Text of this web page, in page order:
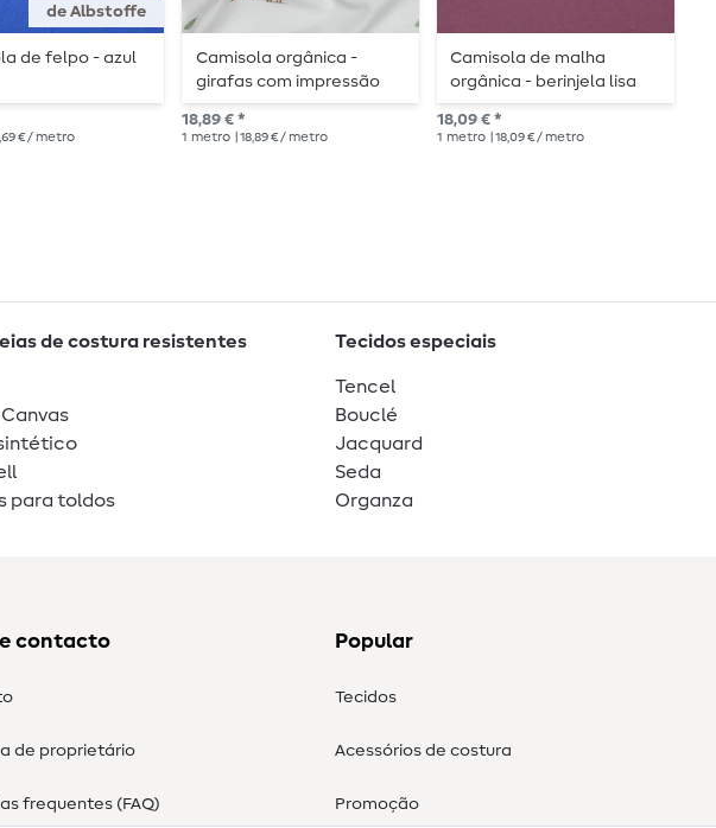
de Albstoffe
de felpo - azul
€ / metro
Camisola orgânica -
girafas com impressão
digital branco
18,89 € *
1 metro | 18,89 € / metro
Camisola de malha
orgânica - berinjela lisa
18,09 € *
1 metro | 18,09 € / metro
de costura resistentes
para toldos
Tecidos especiais
Tencel
Bouclé
Jacquard
Seda
Organza
contacto
de proprietário
frequentes (FAQ)
Popular
Tecidos
Acessórios de costura
Promoção